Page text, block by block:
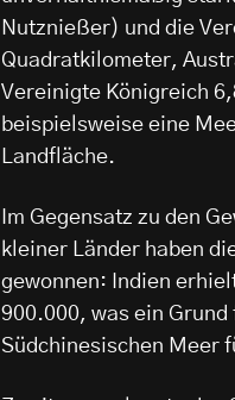
Nutznießer) und die
Quadratkilometer,
Vereinigte Königreich
beispielsweise eine
Landfläche.
Im Gegensatz zu den
kleiner Länder haben
gewonnen: Indien
900.000, was ein
Südchinesischen Meer